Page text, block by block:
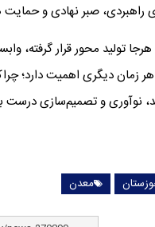
صبر نهادی و حمایت
تولید محور قرار گرفته،
دیگری اهمیت دارد؛
نوآوری و تصمیم‌سازی درست
معدن